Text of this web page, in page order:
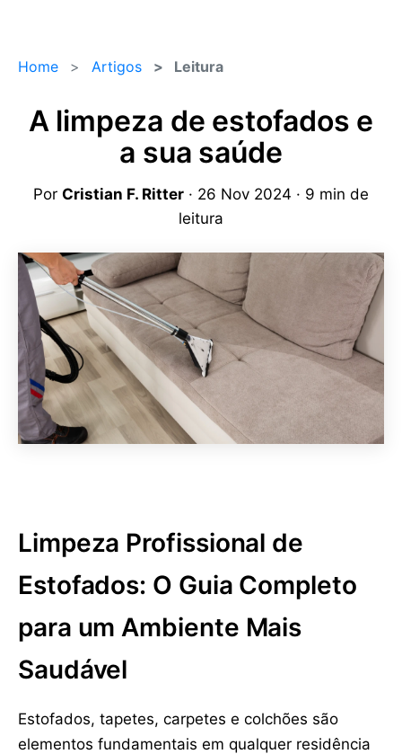
Home Artigos Leitura
A limpeza de estofados e
a sua saúde
Por Cristian F. Ritter · 26 Nov 2024 · 9 min de
leitura
Limpeza Profissional de
Estofados: O Guia Completo
para um Ambiente Mais
Saudável
Estofados, tapetes, carpetes e colchões são
elementos fundamentais em qualquer residência